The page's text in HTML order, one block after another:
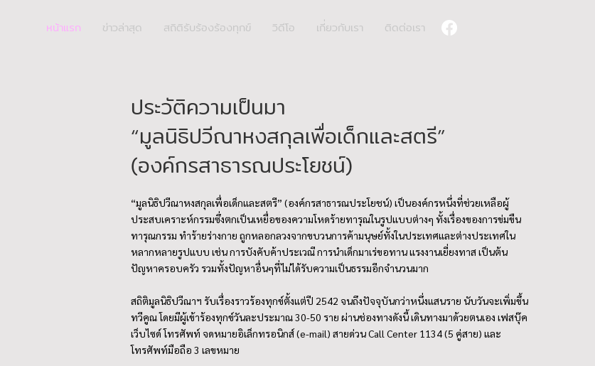
หน้าแรก ข่าวล่าสุด สถิติรับร้องร้องทุกข์ วิดีโอ เกี่ยวกับเรา ติดต่อเรา
ประวัติความเป็นมา
“มูลนิธิปวีณาหงสกุลเพื่อเด็กและสตรี”
(องค์กรสาธารณประโยชน์)
“มูลนิธิปวีณาหงสกุลเพื่อเด็กและสตรี” (องค์กรสาธารณประโยชน์) เป็นองค์กรหนึ่งที่ช่วยเหลือผู้
ประสบเคราะห์กรรมซึ่งตกเป็นเหยื่อของความโหดร้ายทารุณในรูปแบบต่างๆ ทั้งเรื่องของการข่มขืน
ทารุณกรรม ทำร้ายร่างกาย ถูกหลอกลวงจากขบวนการค้ามนุษย์ทั้งในประเทศและต่างประเทศใน
หลากหลายรูปแบบ เช่น การบังคับค้าประเวณี การนำเด็กมาเร่ขอทาน แรงงานเยี่ยงทาส เป็นต้น
ปัญหาครอบครัว รวมทั้งปัญหาอื่นๆที่ไม่ได้รับความเป็นธรรมอีกจำนวนมาก
สถิติมูลนิธิปวีณาฯ รับเรื่องราวร้องทุกข์ตั้งแต่ปี 2542 จนถึงปัจจุบันกว่าหนึ่งแสนราย นับวันจะเพิ่มขึ้น
ทวีคูณ โดยมีผู้เข้าร้องทุกข์วันละประมาณ 30-50 ราย ผ่านช่องทางดังนี้ เดินทางมาด้วยตนเอง เฟสบุ๊ค
เว็บไซด์ โทรศัพท์ จดหมายอิเล็กทรอนิกส์ (e-mail) สายด่วน Call Center 1134 (5 คู่สาย) และ
โทรศัพท์มือถือ 3 เลขหมาย